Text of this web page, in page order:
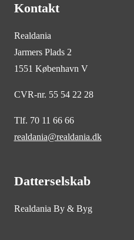
Kontakt
Realdania
Jarmers Plads 2
1551 København V
CVR-nr. 55 54 22 28
Tlf. 70 11 66 66
realdania@realdania.dk
Datterselskab
Realdania By & Byg